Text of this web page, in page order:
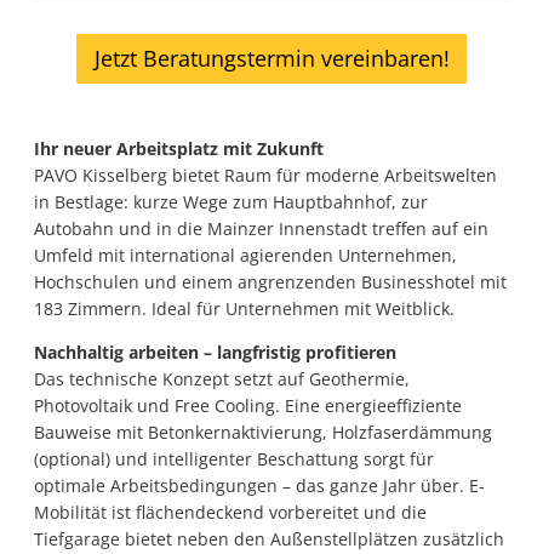
Jetzt Beratungstermin vereinbaren!
Ihr neuer Arbeitsplatz mit Zukunft
PAVO Kisselberg bietet Raum für moderne Arbeitswelten
in Bestlage: kurze Wege zum Hauptbahnhof, zur
Autobahn und in die Mainzer Innenstadt treffen auf ein
Umfeld mit international agierenden Unternehmen,
Hochschulen und einem angrenzenden Businesshotel mit
183 Zimmern. Ideal für Unternehmen mit Weitblick.
Nachhaltig arbeiten – langfristig profitieren
Das technische Konzept setzt auf Geothermie,
Photovoltaik und Free Cooling. Eine energieeffiziente
Bauweise mit Betonkernaktivierung, Holzfaserdämmung
(optional) und intelligenter Beschattung sorgt für
optimale Arbeitsbedingungen – das ganze Jahr über. E-
Mobilität ist flächendeckend vorbereitet und die
Tiefgarage bietet neben den Außenstellplätzen zusätzlich